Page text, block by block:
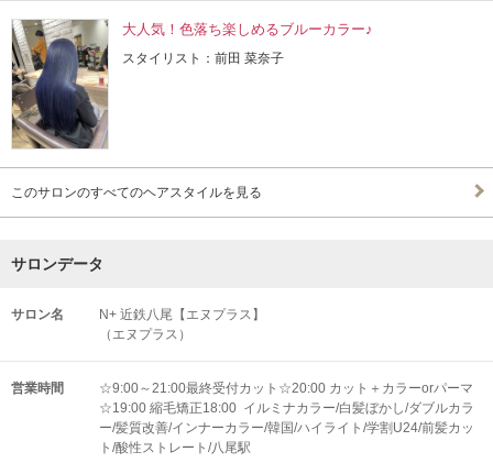
大人気！色落ち楽しめるブルーカラー♪
スタイリスト：前田 菜奈子
このサロンのすべてのヘアスタイルを見る
サロンデータ
サロン名
N+ 近鉄八尾【エヌプラス】
（エヌプラス）
営業時間
☆9:00～21:00最終受付カット☆20:00 カット＋カラーorパーマ
☆19:00 縮毛矯正18:00 イルミナカラー/白髪ぼかし/ダブルカラ
ー/髪質改善/インナーカラー/韓国/ハイライト/学割U24/前髪カッ
ト/酸性ストレート/八尾駅